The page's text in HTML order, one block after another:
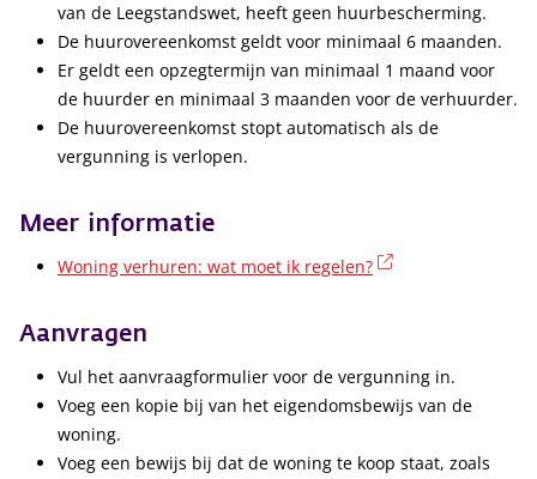
van de Leegstandswet, heeft geen huurbescherming.
De huurovereenkomst geldt voor minimaal 6 maanden.
Er geldt een opzegtermijn van minimaal 1 maand voor
de huurder en minimaal 3 maanden voor de verhuurder.
De huurovereenkomst stopt automatisch als de
vergunning is verlopen.
Meer informatie
Woning verhuren: wat moet ik regelen?
Aanvragen
Vul het aanvraagformulier voor de vergunning in.
Voeg een kopie bij van het eigendomsbewijs van de
woning.
Voeg een bewijs bij dat de woning te koop staat, zoals